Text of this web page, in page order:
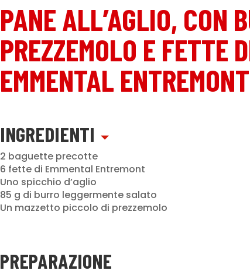
PANE ALL’AGLIO, CON
PREZZEMOLO E FETTE
EMMENTAL ENTREMONT
INGREDIENTI
2 baguette precotte
6 fette di Emmental Entremont
Uno spicchio d’aglio
85 g di burro leggermente salato
Un mazzetto piccolo di prezzemolo
PREPARAZIONE